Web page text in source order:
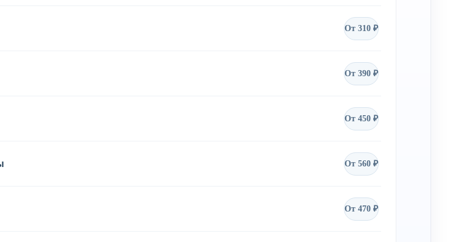
От 310 ₽
От 390 ₽
От 450 ₽
От 560 ₽
От 470 ₽